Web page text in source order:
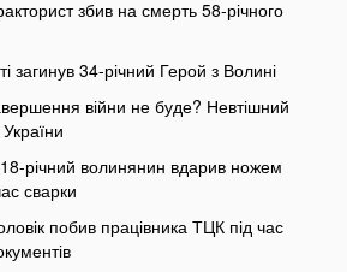
збив на смерть 58-річного
загинув 34-річний Герой з Волині
війни не буде? Невтішний
річний волинянин вдарив ножем
сварки
побив працівника ТЦК під час